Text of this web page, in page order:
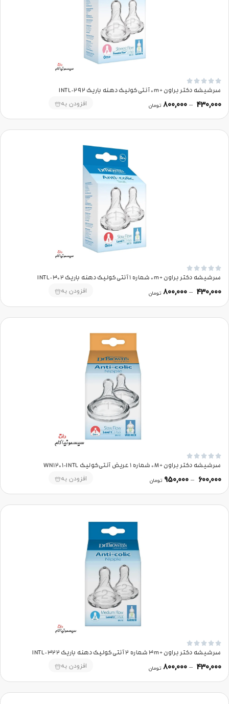





سرشیشه دکتر براون +0m آنتی‌کولیک دهنه باریک 292-INTL
430,000
–
800,000 تومان افزودن به





سرشیشه دکتر براون +0m شماره 1 آنتی‌کولیک دهنه باریک 302-INTL
430,000
–
800,000 تومان افزودن به





سرشیشه دکتر براون +0M شماره 1 عریض آنتی‌کولیک WN1201-INTL
600,000
–
950,000 تومان افزودن به





سرشیشه دکتر براون +3m شماره 2 آنتی‌کولیک دهنه باریک 322-INTL
430,000
–
800,000 تومان افزودن به